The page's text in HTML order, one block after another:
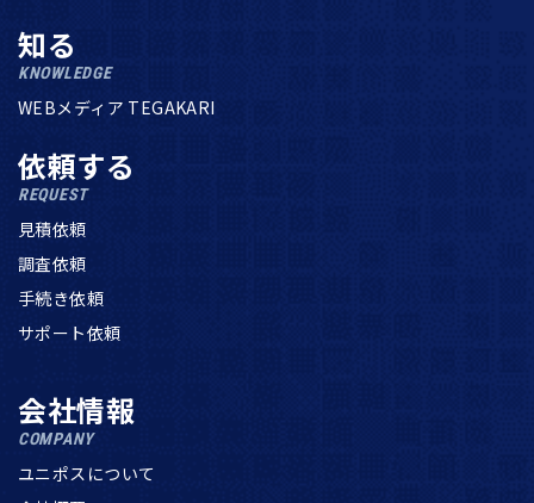
知る
KNOWLEDGE
WEBメディア TEGAKARI
依頼する
REQUEST
見積依頼
調査依頼
手続き依頼
サポート依頼
会社情報
COMPANY
ユニポスについて